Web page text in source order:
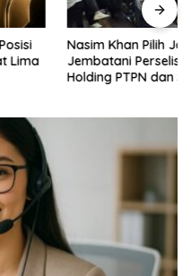
Nasim Khan Pilih Jalur Dialog,
Jembatani Perselisihan
Holding PTPN dan SPBUN-